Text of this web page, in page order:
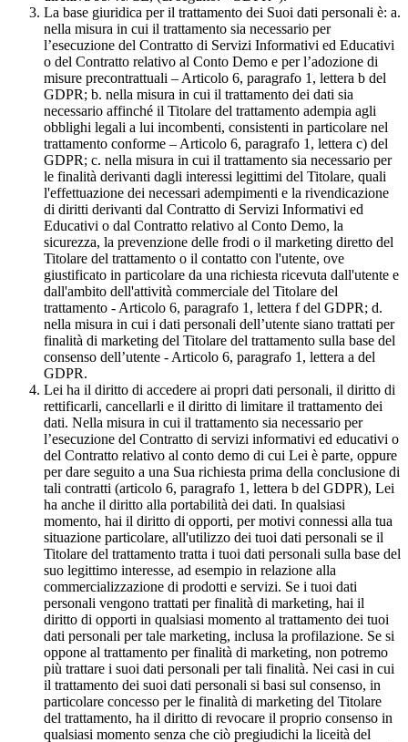
La base giuridica per il trattamento dei Suoi dati personali è: a.
nella misura in cui il trattamento sia necessario per
l’esecuzione del Contratto di Servizi Informativi ed Educativi
o del Contratto relativo al Conto Demo e per l’adozione di
misure precontrattuali – Articolo 6, paragrafo 1, lettera b del
GDPR; b. nella misura in cui il trattamento dei dati sia
necessario affinché il Titolare del trattamento adempia agli
obblighi legali a lui incombenti, consistenti in particolare nel
trattamento conforme – Articolo 6, paragrafo 1, lettera c) del
GDPR; c. nella misura in cui il trattamento sia necessario per
le finalità derivanti dagli interessi legittimi del Titolare, quali
l'effettuazione dei necessari adempimenti e la rivendicazione
di diritti derivanti dal Contratto di Servizi Informativi ed
Educativi o dal Contratto relativo al Conto Demo, la
sicurezza, la prevenzione delle frodi o il marketing diretto del
Titolare del trattamento o il contatto con l'utente, ove
giustificato in particolare da una richiesta ricevuta dall'utente e
dall'ambito dell'attività commerciale del Titolare del
trattamento - Articolo 6, paragrafo 1, lettera f del GDPR; d.
nella misura in cui i dati personali dell’utente siano trattati per
finalità di marketing del Titolare del trattamento sulla base del
consenso dell’utente - Articolo 6, paragrafo 1, lettera a del
GDPR.
Lei ha il diritto di accedere ai propri dati personali, il diritto di
rettificarli, cancellarli e il diritto di limitare il trattamento dei
dati. Nella misura in cui il trattamento sia necessario per
l’esecuzione del Contratto di servizi informativi ed educativi o
del Contratto relativo al conto demo di cui Lei è parte, oppure
per dare seguito a una Sua richiesta prima della conclusione di
tali contratti (articolo 6, paragrafo 1, lettera b del GDPR), Lei
ha anche il diritto alla portabilità dei dati. In qualsiasi
momento, hai il diritto di opporti, per motivi connessi alla tua
situazione particolare, all'utilizzo dei tuoi dati personali se il
Titolare del trattamento tratta i tuoi dati personali sulla base del
suo legittimo interesse, ad esempio in relazione alla
commercializzazione di prodotti e servizi. Se i tuoi dati
personali vengono trattati per finalità di marketing, hai il
diritto di opporti in qualsiasi momento al trattamento dei tuoi
dati personali per tale marketing, inclusa la profilazione. Se si
oppone al trattamento per finalità di marketing, non potremo
più trattare i suoi dati personali per tali finalità. Nei casi in cui
il trattamento dei suoi dati personali si basi sul consenso, in
particolare concesso per le finalità di marketing del Titolare
del trattamento, ha il diritto di revocare il proprio consenso in
qualsiasi momento senza che ciò pregiudichi la liceità del